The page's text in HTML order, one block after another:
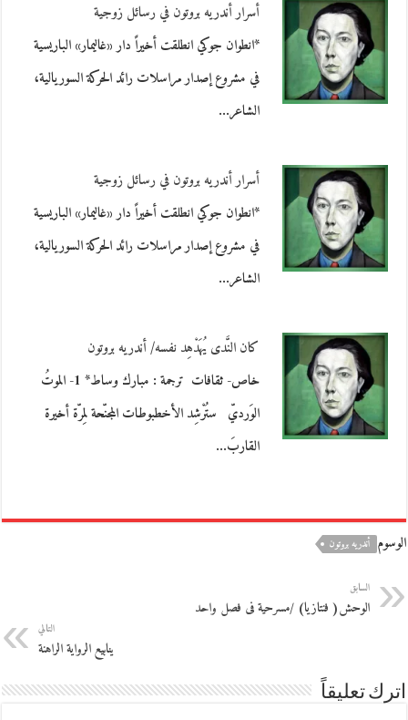
أسرار أندريه بروتون في رسائل زوجية
*انطوان جوكي انطلقت أخيراً دار «غاليمار» الباريسية
في مشروع إصدار مراسلات رائد الحركة السوريالية،
الشاعر…
أسرار أندريه بروتون في رسائل زوجية
*انطوان جوكي انطلقت أخيراً دار «غاليمار» الباريسية
في مشروع إصدار مراسلات رائد الحركة السوريالية،
الشاعر…
كان النَّدى يُهَدْهِد نفسه/ أندريه بروتون
خاص- ثقافات ترجمة : مبارك وساط* 1- الموتُ
الوَرديّ ستُرْشِد الأخطبوطات المجنّحة لِمرّة أخيرة
القاربَ…
الوسوم أندريه بروتون
السابق
الوحش( فنتازيا) /مسرحية فى فصل واحد
التالي
ينابيع الرواية الراهنة
اترك تعليقاً